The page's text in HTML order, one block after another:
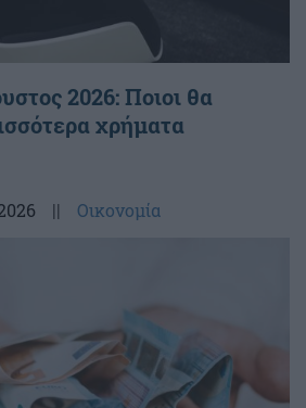
2026: Ποιοι θα
χρήματα
|| Οικονομία